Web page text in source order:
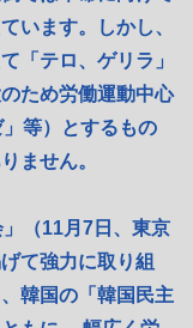
います。しかし、
「テロ、ゲリラ」
ため労働運動中心
等）とするもの
ません。
（11月7日、東京
て強力に取り組
韓国の「韓国民主